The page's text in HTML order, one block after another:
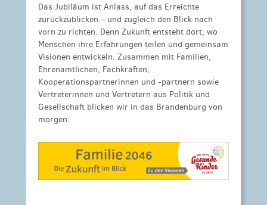
Das Jubiläum ist Anlass, auf das Erreichte
zurückzublicken – und zugleich den Blick nach
vorn zu richten. Denn Zukunft entsteht dort, wo
Menschen ihre Erfahrungen teilen und gemeinsam
Visionen entwickeln. Zusammen mit Familien,
Ehrenamtlichen, Fachkräften,
Kooperationspartnerinnen und -partnern sowie
Vertreterinnen und Vertretern aus Politik und
Gesellschaft blicken wir in das Brandenburg von
morgen: